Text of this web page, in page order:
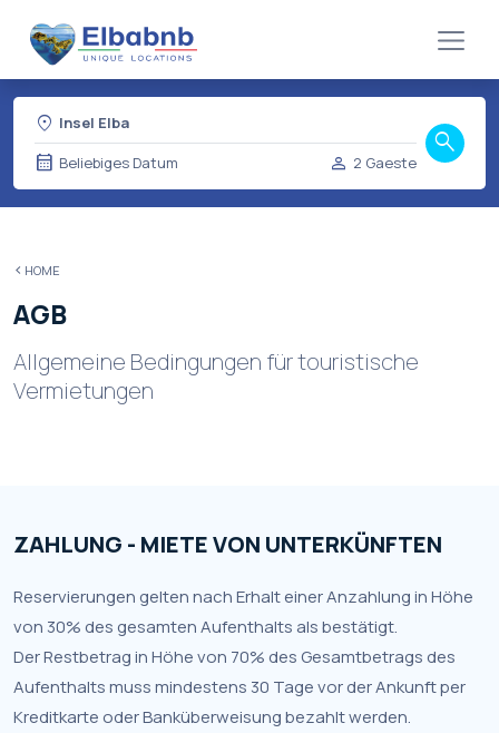
location_on Insel Elba
calendar_month Beliebiges Datum person 2 Gaeste
search
HOME
AGB
Allgemeine Bedingungen für touristische
Vermietungen
ZAHLUNG - MIETE VON UNTERKÜNFTEN
Reservierungen gelten nach Erhalt einer Anzahlung in Höhe
von 30% des gesamten Aufenthalts als bestätigt.
Der Restbetrag in Höhe von 70% des Gesamtbetrags des
Aufenthalts muss mindestens 30 Tage vor der Ankunft per
Kreditkarte oder Banküberweisung bezahlt werden.